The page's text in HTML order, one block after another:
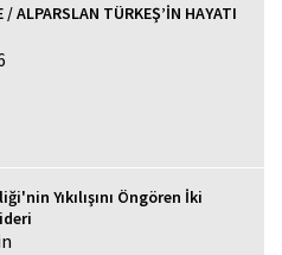
/ ALPARSLAN TÜRKEŞ’İN HAYATI
Yıkılışını Öngören İki